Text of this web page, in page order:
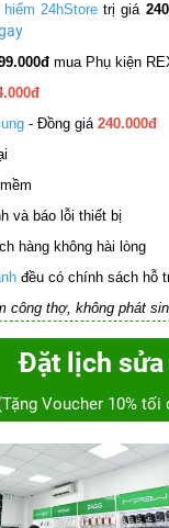
hiểm 24hStore trị giá
mua Phụ kiện
- Đồng giá 240.000đ
và báo lỗi thiết bị
hàng không hài lòng
đều có chính sách hỗ
công thợ, không phát
Đặt lịch sửa
Voucher 10% tối